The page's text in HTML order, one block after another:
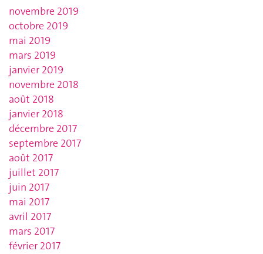
novembre 2019
octobre 2019
mai 2019
mars 2019
janvier 2019
novembre 2018
août 2018
janvier 2018
décembre 2017
septembre 2017
août 2017
juillet 2017
juin 2017
mai 2017
avril 2017
mars 2017
février 2017